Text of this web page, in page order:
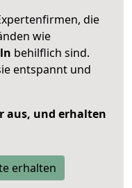
die
wie
behilflich sind.
entspannt und
aus, und erhalten
erhalten